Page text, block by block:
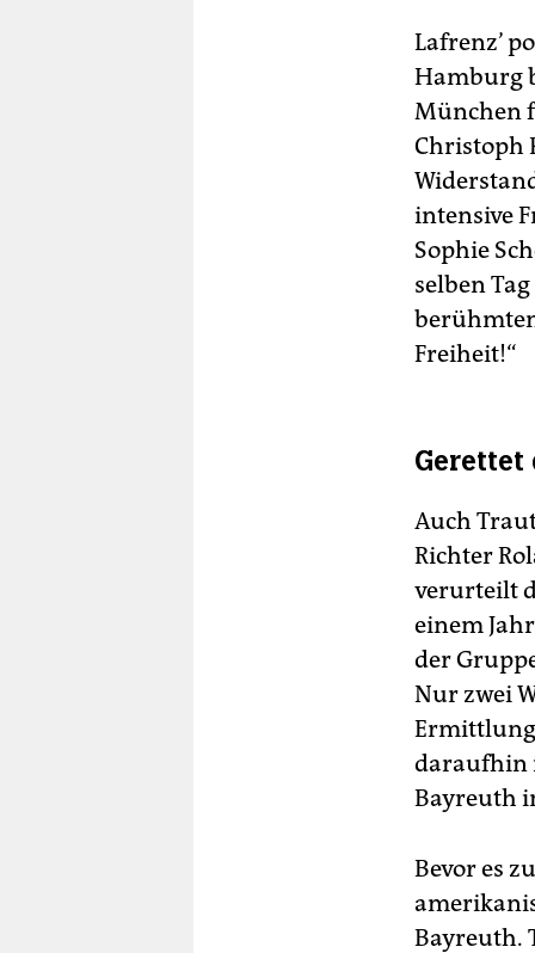
Lafrenz’
Hamburg
München
Christoph
intensive
Sophie
selben
Freiheit!“
Gerettet
Auch
Richter
verurteilt
einem
der
Nur zwei
daraufhin
Bayreuth
Bevor es
Bayreuth.